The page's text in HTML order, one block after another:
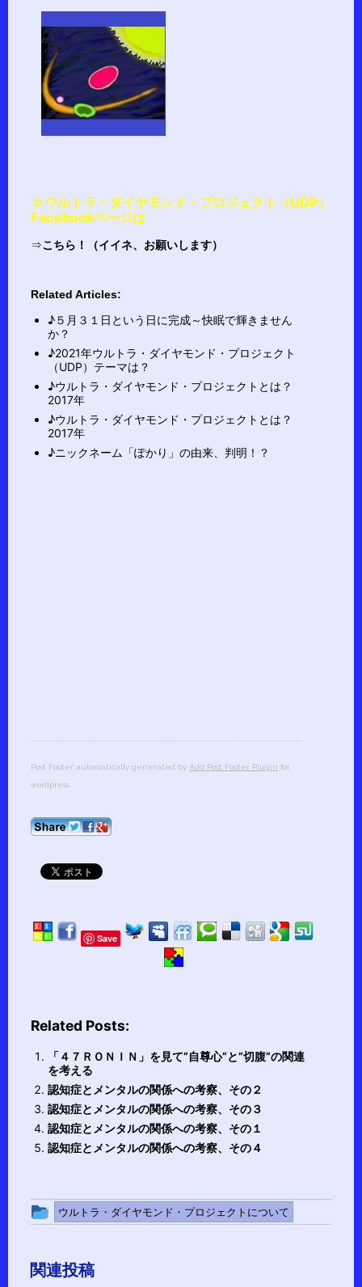
☆ウルトラ・ダイヤモンド・プロジェクト（UDP）
Facebookページは
⇒こちら！（イイネ、お願いします）
Related Articles:
♪５月３１日という日に完成～快眠で輝きません
か？
♪2021年ウルトラ・ダイヤモンド・プロジェクト
（UDP）テーマは？
♪ウルトラ・ダイヤモンド・プロジェクトとは？
2017年
♪ウルトラ・ダイヤモンド・プロジェクトとは？
2017年
♪ニックネーム「ぽかり」の由来、判明！？
Post Footer automatically generated by Add Post Footer Plugin for
wordpress.
Save
Related Posts:
「４７ＲＯＮＩＮ」を見て”自尊心”と”切腹”の関連
を考える
認知症とメンタルの関係への考察、その２
認知症とメンタルの関係への考察、その３
認知症とメンタルの関係への考察、その１
認知症とメンタルの関係への考察、その４
投
ル
ウルトラ・ダイヤモンド・プロジェクトについて
関連投稿